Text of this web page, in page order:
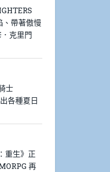
帶著傲慢
克里門
士
各種夏日
重生》正
再